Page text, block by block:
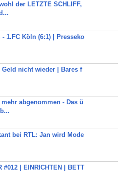
der LETZTE SCHLIFF,
1.FC Köln (6:1) | Presseko
nicht wieder | Bares f
abgenommen - Das ü
bei RTL: Jan wird Mode
#012 | EINRICHTEN | BETT